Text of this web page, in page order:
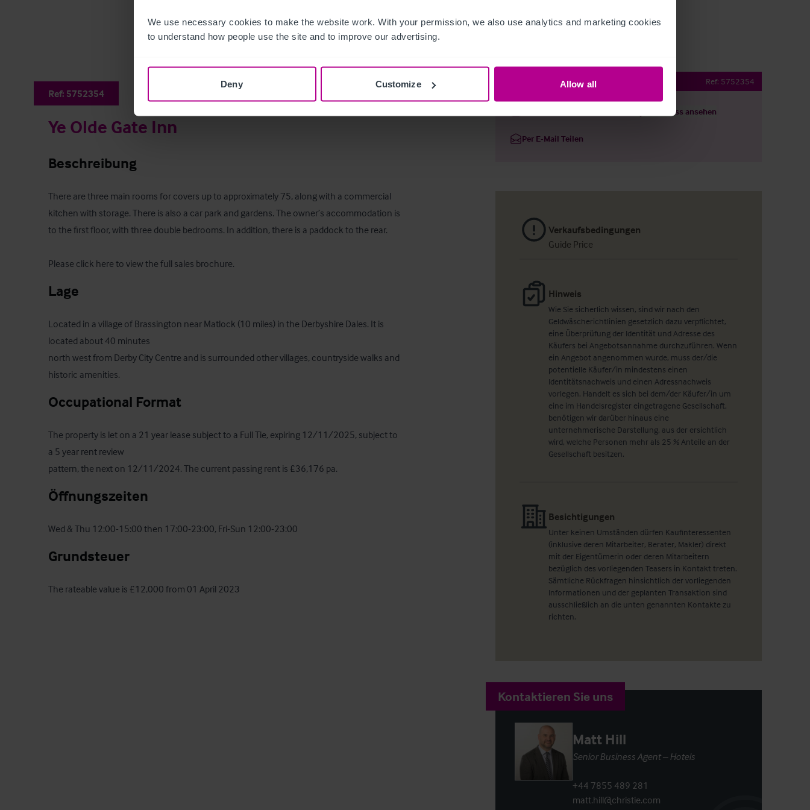
We use necessary cookies to make the website work. With your permission, we also use analytics and marketing cookies
to understand how people use the site and to improve our advertising.
Deny Customize Allow all
Ref: 5752354
Ye Olde Gate Inn
Beschreibung
There are three main rooms for covers up to approximately 75, along with a commercial
kitchen with storage. There is also a car park and gardens. The owner’s accommodation is
to the first floor, with three double bedrooms. In addition, there is a paddock to the rear.
Please click here to view the full sales brochure.
Lage
Located in a village of Brassington near Matlock (10 miles) in the Derbyshire Dales. It is
located about 40 minutes
north west from Derby City Centre and is surrounded other villages, countryside walks and
historic amenities.
Occupational Format
The property is let on a 21 year lease subject to a Full Tie, expiring 12/11/2025, subject to
a 5 year rent review
pattern, the next on 12/11/2024. The current passing rent is £36,176 pa.
Öffnungszeiten
Wed & Thu 12:00-15:00 then 17:00-23:00, Fri-Sun 12:00-23:00
Grundsteuer
The rateable value is £12,000 from 01 April 2023
Ref: 5752354
Grundriss ansehen
Per E-Mail Teilen
Verkaufsbedingungen
Guide Price
Hinweis
Wie Sie sicherlich wissen, sind wir nach den
Geldwäscherichtlinien gesetzlich dazu verpflichtet,
eine Überprüfung der Identität und Adresse des
Käufers bei Angebotsannahme durchzuführen. Wenn
ein Angebot angenommen wurde, muss der/die
potentielle Käufer/in mindestens einen
Identitätsnachweis und einen Adressnachweis
vorlegen. Handelt es sich bei dem/der Käufer/in um
eine im Handelsregister eingetragene Gesellschaft,
benötigen wir darüber hinaus eine
unternehmerische Darstellung, aus der ersichtlich
wird, welche Personen mehr als 25 % Anteile an der
Gesellschaft besitzen.
Besichtigungen
Unter keinen Umständen dürfen Kaufinteressenten
(inklusive deren Mitarbeiter, Berater, Makler) direkt
mit der Eigentümerin oder deren Mitarbeitern
bezüglich des vorliegenden Teasers in Kontakt treten.
Sämtliche Rückfragen hinsichtlich der vorliegenden
Informationen und der geplanten Transaktion sind
ausschließlich an die unten genannten Kontakte zu
richten.
Kontaktieren Sie uns
Matt Hill
Senior Business Agent – Hotels
+44 7855 489 281
matt.hill@christie.com